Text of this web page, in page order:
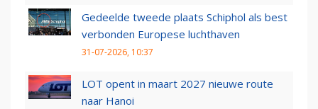
Gedeelde tweede plaats Schiphol als best
verbonden Europese luchthaven
31-07-2026, 10:37
LOT opent in maart 2027 nieuwe route
naar Hanoi